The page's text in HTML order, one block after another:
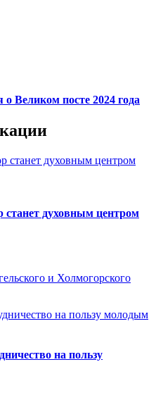
Великом посте 2024 года
духовным центром
и Холмогорского
на пользу